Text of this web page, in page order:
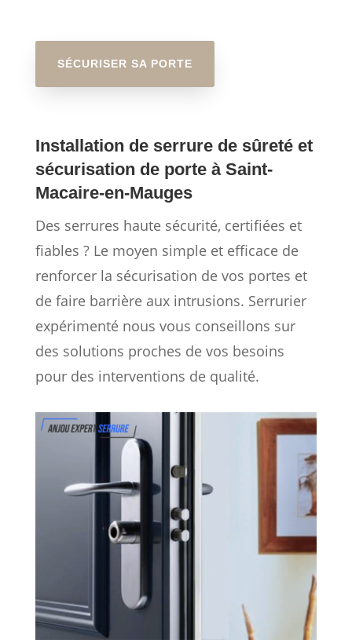
SÉCURISER SA PORTE
Installation de serrure de sûreté et
sécurisation de porte à Saint-
Macaire-en-Mauges
Des serrures haute sécurité, certifiées et
fiables ? Le moyen simple et efficace de
renforcer la sécurisation de vos portes et
de faire barrière aux intrusions. Serrurier
expérimenté nous vous conseillons sur
des solutions proches de vos besoins
pour des interventions de qualité.